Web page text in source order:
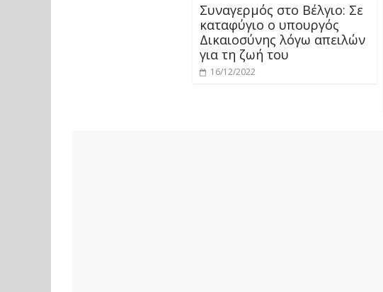
Συναγερμός στο Βέλγιο: Σε
καταφύγιο ο υπουργός
Δικαιοσύνης λόγω απειλών
για τη ζωή του
16/12/2022